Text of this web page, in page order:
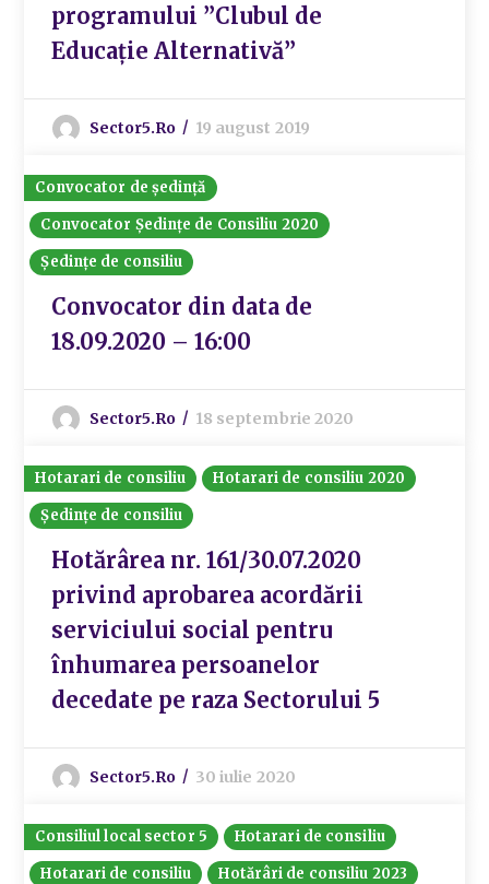
programului ”Clubul de
Educație Alternativă”
Sector5.ro 19 august 2019
Convocator de ședință
Convocator Ședințe de Consiliu 2020
Ședințe de consiliu
Convocator din data de
18.09.2020 – 16:00
Sector5.ro 18 septembrie 2020
Hotarari de consiliu
Hotarari de consiliu 2020
Ședințe de consiliu
Hotărârea nr. 161/30.07.2020
privind aprobarea acordării
serviciului social pentru
înhumarea persoanelor
decedate pe raza Sectorului 5
Sector5.ro 30 iulie 2020
Consiliul local sector 5
Hotarari de consiliu
Hotarari de consiliu
Hotărâri de consiliu 2023